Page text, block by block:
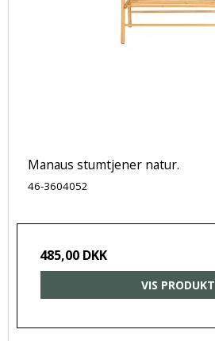
Manaus stumtjener natur.
46-3604052
485,00 DKK
VIS PRODUKT